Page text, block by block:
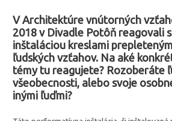
V Architektúre vnútorných
2018 v Divadle Potôň reagovali
inštaláciou kreslami
ľudských vzťahov. Na aké
témy tu reagujete? Rozoberáte
všeobecnosti, alebo svoje
inými ľuďmi?